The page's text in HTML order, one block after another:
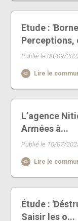
Etude :
Perceptions,
Publié le 08/09/
Lire le
L’agence
Armées à...
Publié le 10/07/
Lire le
Étude :
Saisir les o...